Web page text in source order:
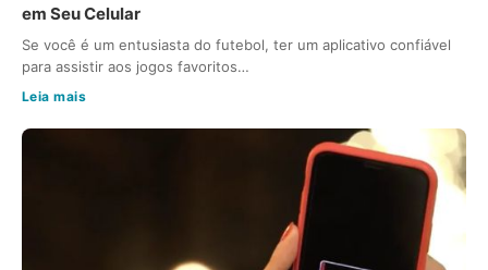
em Seu Celular
Se você é um entusiasta do futebol, ter um aplicativo confiável
para assistir aos jogos favoritos…
Leia mais